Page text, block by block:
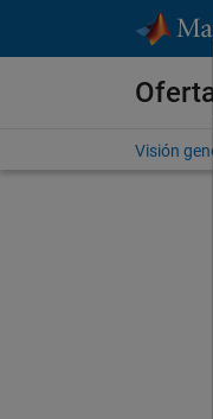
Visión